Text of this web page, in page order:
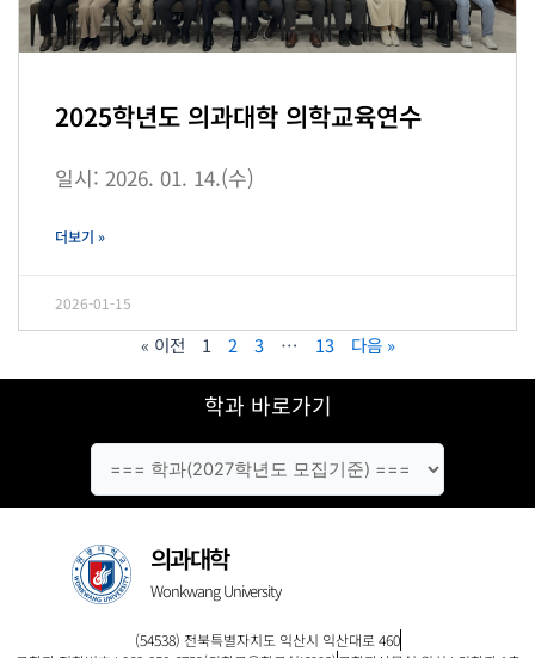
2025학년도 의과대학 의학교육연수
일시: 2026. 01. 14.(수)
더보기 »
2026-01-15
« 이전 1 2 3 … 13 다음 »
학과 바로가기
의과대학
Wonkwang University
(54538) 전북특별자치도 익산시 익산대로 460